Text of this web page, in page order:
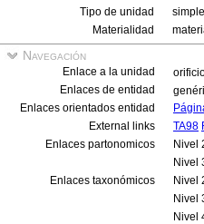
Tipo de unidad
simple
Materialidad
Navegación
Enlace a la unidad
Enlaces de entidad
Enlaces orientados entidad
External links
TA98
Enlaces partonomicos
Nivel
Nivel
Enlaces taxonómicos
Nivel
Nivel
Nivel